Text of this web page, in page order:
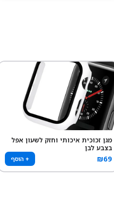
מגן זכוכית איכותי וחזק לשעון אפל
בצבע לבן
₪69 + הוסף